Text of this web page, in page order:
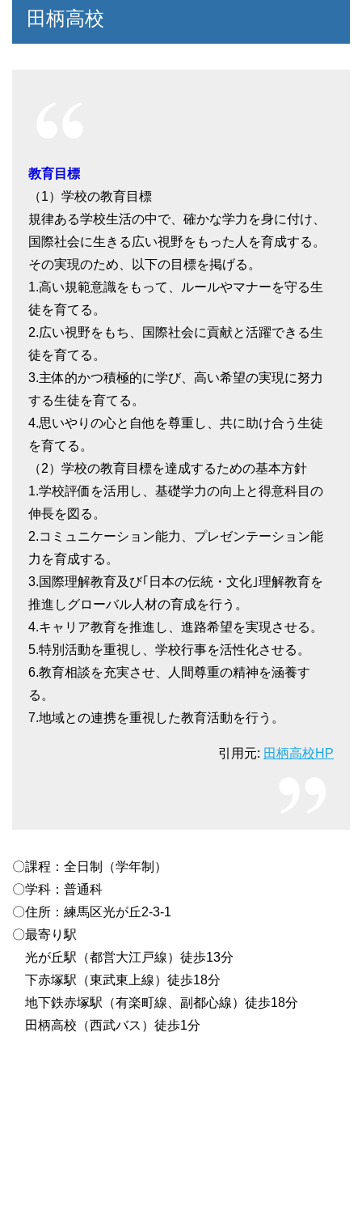
田柄高校
教育目標
（1）学校の教育目標
規律ある学校生活の中で、確かな学力を身に付け、
国際社会に生きる広い視野をもった人を育成する。
その実現のため、以下の目標を掲げる。
1.高い規範意識をもって、ルールやマナーを守る生
徒を育てる。
2.広い視野をもち、国際社会に貢献と活躍できる生
徒を育てる。
3.主体的かつ積極的に学び、高い希望の実現に努力
する生徒を育てる。
4.思いやりの心と自他を尊重し、共に助け合う生徒
を育てる。
（2）学校の教育目標を達成するための基本方針
1.学校評価を活用し、基礎学力の向上と得意科目の
伸長を図る。
2.コミュニケーション能力、プレゼンテーション能
力を育成する。
3.国際理解教育及び｢日本の伝統・文化｣理解教育を
推進しグローバル人材の育成を行う。
4.キャリア教育を推進し、進路希望を実現させる。
5.特別活動を重視し、学校行事を活性化させる。
6.教育相談を充実させ、人間尊重の精神を涵養す
る。
7.地域との連携を重視した教育活動を行う。
引用元: 田柄高校HP
〇課程：全日制（学年制）
〇学科：普通科
〇住所：練馬区光が丘2-3-1
〇最寄り駅
光が丘駅（都営大江戸線）徒歩13分
下赤塚駅（東武東上線）徒歩18分
地下鉄赤塚駅（有楽町線、副都心線）徒歩18分
田柄高校（西武バス）徒歩1分